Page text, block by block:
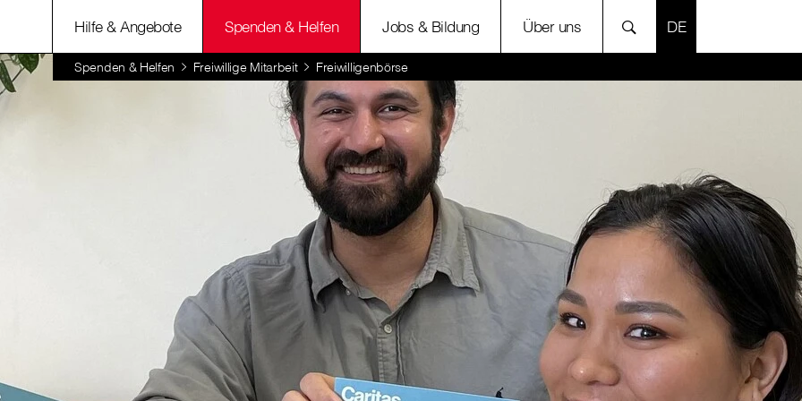
Hilfe & Angebote Spenden & Helfen Jobs & Bildung Über uns SPRACHE
Spenden & Helfen Freiwillige Mitarbeit Freiwilligenbörse